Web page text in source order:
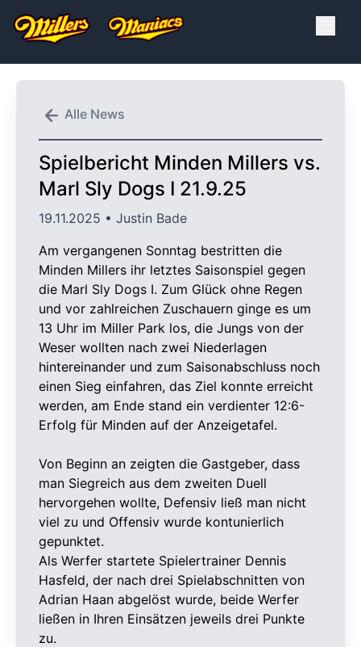
Alle News
Spielbericht Minden Millers vs.
Marl Sly Dogs I 21.9.25
19.11.2025 • Justin Bade
Am vergangenen Sonntag bestritten die
Minden Millers ihr letztes Saisonspiel gegen
die Marl Sly Dogs I. Zum Glück ohne Regen
und vor zahlreichen Zuschauern ginge es um
13 Uhr im Miller Park los, die Jungs von der
Weser wollten nach zwei Niederlagen
hintereinander und zum Saisonabschluss noch
einen Sieg einfahren, das Ziel konnte erreicht
werden, am Ende stand ein verdienter 12:6-
Erfolg für Minden auf der Anzeigetafel.
Von Beginn an zeigten die Gastgeber, dass
man Siegreich aus dem zweiten Duell
hervorgehen wollte, Defensiv ließ man nicht
viel zu und Offensiv wurde kontunierlich
gepunktet.
Als Werfer startete Spielertrainer Dennis
Hasfeld, der nach drei Spielabschnitten von
Adrian Haan abgelöst wurde, beide Werfer
ließen in Ihren Einsätzen jeweils drei Punkte
zu.